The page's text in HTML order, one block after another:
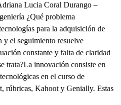
Lucia Coral Durango –
¿Qué problema
para la adquisición de
y el seguimiento resuelve
constante y falta de claridad
trata?La innovación consiste en
en el curso de
rúbricas, Kahoot y Genially. Estas